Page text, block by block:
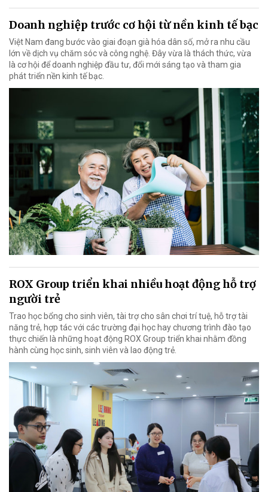
Doanh nghiệp trước cơ hội từ nền kinh tế bạc
Việt Nam đang bước vào giai đoạn già hóa dân số, mở ra nhu cầu
lớn về dịch vụ chăm sóc và công nghệ. Đây vừa là thách thức, vừa
là cơ hội để doanh nghiệp đầu tư, đổi mới sáng tạo và tham gia
phát triển nền kinh tế bạc.
ROX Group triển khai nhiều hoạt động hỗ trợ
người trẻ
Trao học bổng cho sinh viên, tài trợ cho sân chơi trí tuệ, hỗ trợ tài
năng trẻ, hợp tác với các trường đại học hay chương trình đào tạo
thực chiến là những hoạt động ROX Group triển khai nhằm đồng
hành cùng học sinh, sinh viên và lao động trẻ.